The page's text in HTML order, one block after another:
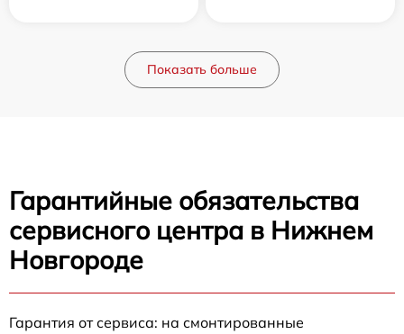
Показать больше
Гарантийные обязательства
сервисного центра в Нижнем
Новгороде
Гарантия от сервиса: на смонтированные